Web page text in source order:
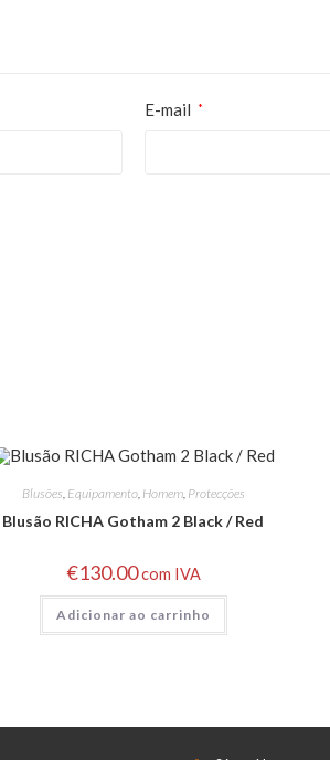
E-mail *
Blusões, Equipamento, Homem, Protecções
Blusão RICHA Gotham 2 Black / Red
€130.00com IVA
Adicionar ao carrinho